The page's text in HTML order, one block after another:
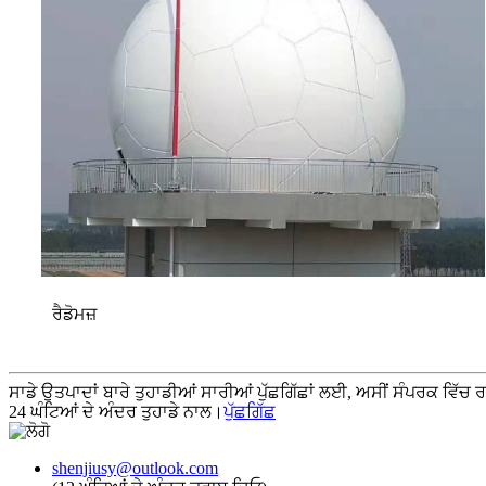
ਰੈਡੋਮਜ਼
ਸਾਡੇ ਉਤਪਾਦਾਂ ਬਾਰੇ ਤੁਹਾਡੀਆਂ ਸਾਰੀਆਂ ਪੁੱਛਗਿੱਛਾਂ ਲਈ, ਅਸੀਂ ਸੰਪਰਕ ਵਿੱਚ
24 ਘੰਟਿਆਂ ਦੇ ਅੰਦਰ ਤੁਹਾਡੇ ਨਾਲ।ਪੁੱਛਗਿੱਛ
shenjiusy@outlook.com